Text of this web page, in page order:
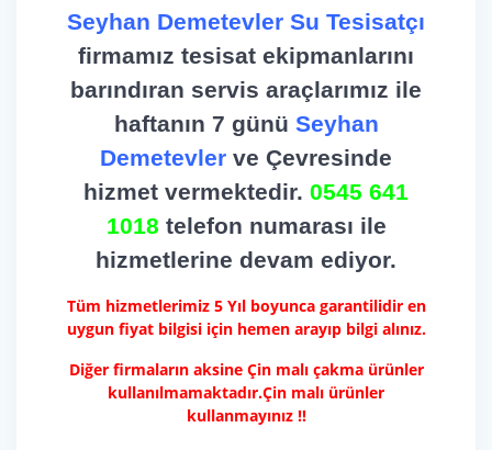
Seyhan Demetevler Su Tesisatçı
firmamız tesisat ekipmanlarını
barındıran servis araçlarımız ile
haftanın 7 günü Seyhan
Demetevler ve Çevresinde
hizmet vermektedir. 0545 641
1018 telefon numarası ile
hizmetlerine devam ediyor.
Tüm hizmetlerimiz 5 Yıl boyunca garantilidir en
uygun fiyat bilgisi için hemen arayıp bilgi alınız.
Diğer firmaların aksine Çin malı çakma ürünler
kullanılmamaktadır.Çin malı ürünler
kullanmayınız !!